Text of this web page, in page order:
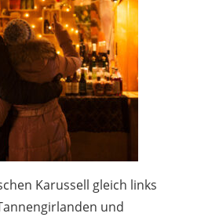
Karussell gleich links
und